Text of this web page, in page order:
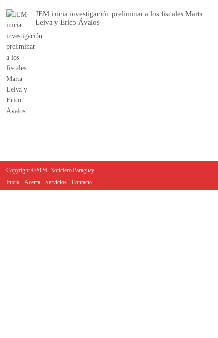
JEM inicia investigación preliminar a los fiscales Marta
Leiva y Erico Ávalos
Copyright ©2026. Noticiero Paraguay
Inicio
Acerca Servicios Contacto